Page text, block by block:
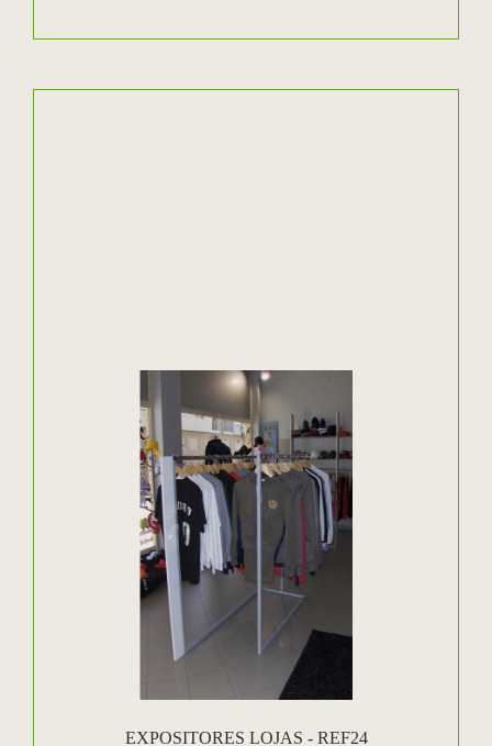
EXPOSITORES LOJAS - REF24